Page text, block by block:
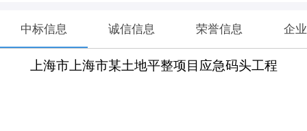
中标信息 诚信信息 荣誉信息 企
上海市上海市某土地平整项目应急码头工程